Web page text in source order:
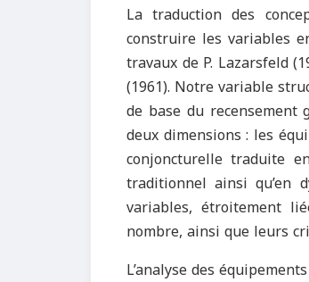
La traduction des
construire les variables
travaux de P. Lazarsfeld
(1961). Notre variable
de base du recensement
deux dimensions : les
conjoncturelle traduite
traditionnel ainsi qu’en
variables, étroitement
nombre, ainsi que leurs
L’analyse des